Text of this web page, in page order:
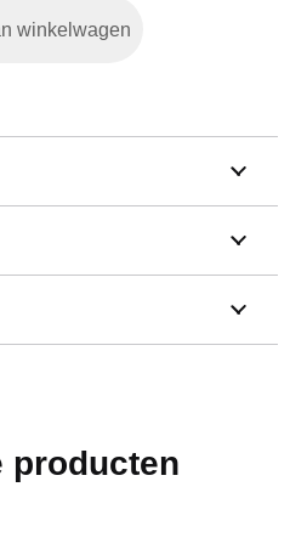
winkelwagen
producten